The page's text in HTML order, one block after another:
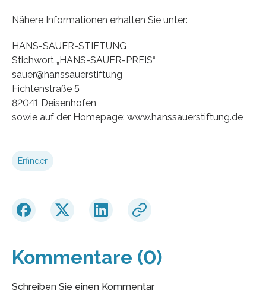
Nähere Informationen erhalten Sie unter:
HANS-SAUER-STIFTUNG
Stichwort „HANS-SAUER-PREIS“
sauer@hanssauerstiftung
Fichtenstraße 5
82041 Deisenhofen
sowie auf der Homepage: www.hanssauerstiftung.de
Erfinder
Kommentare (0)
Schreiben Sie einen Kommentar